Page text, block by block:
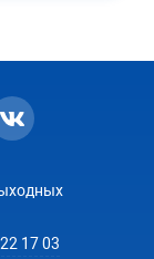
17 03